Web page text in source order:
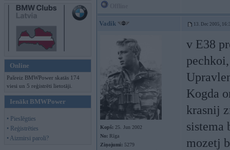
Online
Pašreiz BMWPower skatās 174
viesi un 5 reģistrēti lietotāji.
Ienākt BMWPower
• Pieslēgties
• Reģistrēties
• Aizmirsi paroli?
Vadik 13. Dec 2005,
Kopš: 25. Jun 2002
No: Rīga
Ziņojumi: 5279
v E38
Kogda
krasnij
sistema
mozetj